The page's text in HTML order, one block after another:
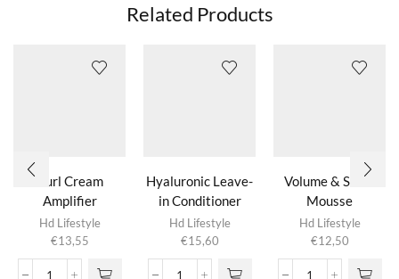
Related Products
Curl Cream
Amplifier
Hd Lifestyle
€13,55
Hyaluronic Leave-
in Conditioner
Hd Lifestyle
€15,60
Volume & Shine
Mousse
Hd Lifestyle
€12,50